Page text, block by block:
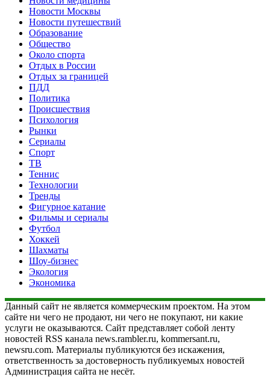
Новости Москвы
Новости путешествий
Образование
Общество
Около спорта
Отдых в России
Отдых за границей
ПДД
Политика
Происшествия
Психология
Рынки
Сериалы
Спорт
ТВ
Теннис
Технологии
Тренды
Фигурное катание
Фильмы и сериалы
Футбол
Хоккей
Шахматы
Шоу-бизнес
Экология
Экономика
Данный сайт не является коммерческим проектом. На этом
сайте ни чего не продают, ни чего не покупают, ни какие
услуги не оказываются. Сайт представляет собой ленту
новостей RSS канала news.rambler.ru, kommersant.ru,
newsru.com. Материалы публикуются без искажения,
ответственность за достоверность публикуемых новостей
Администрация сайта не несёт.